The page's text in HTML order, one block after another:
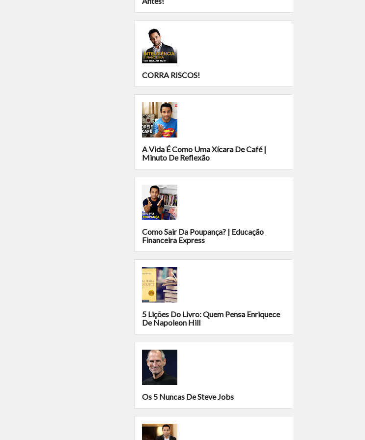
CORRA RISCOS!
A Vida É Como Uma Xícara De Café |
Minuto De Reflexão
Como Sair Da Poupança? | Educação
Financeira Express
5 Lições Do Livro: Quem Pensa Enriquece
De Napoleon Hill
Os 5 Nuncas De Steve Jobs